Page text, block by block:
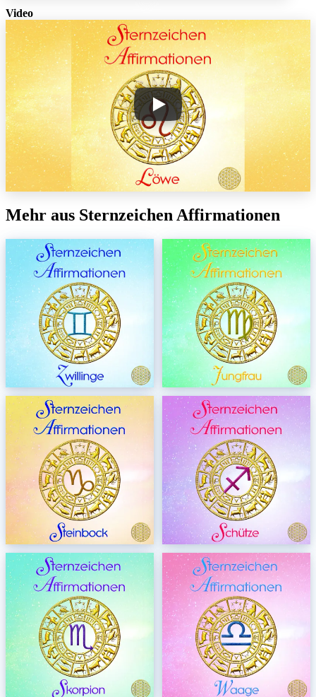
Video
Mehr aus Sternzeichen Affirmationen